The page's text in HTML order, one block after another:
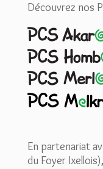
Découvrez nos
En partenariat
du Foyer